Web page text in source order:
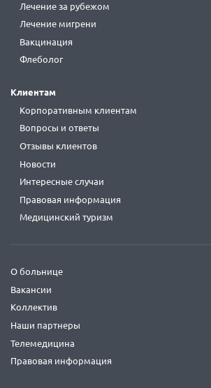
Лечение за рубежом
Лечение мигрени
Вакцинация
Флеболог
Клиентам
Корпоративным клиентам
Вопросы и ответы
Отзывы клиентов
Новости
Интересные случаи
Правовая информация
Медицинский туризм
О больнице
Вакансии
Коллектив
Наши партнеры
Телемедицина
Правовая информация